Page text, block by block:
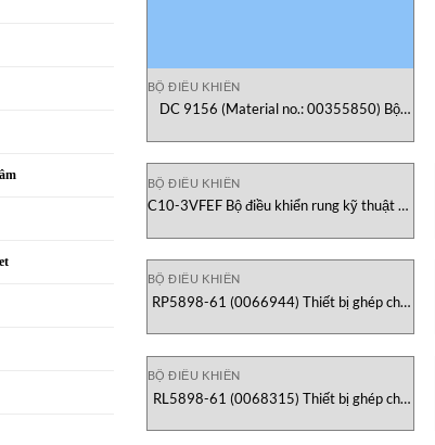
BỘ ĐIỀU KHIỂN
DC 9156 (Material no.: 00355850) Bộ
BỘ ĐIỀU KHIỂN
C10-3VFEF Bộ điều khiển rung kỹ thuật số
BỘ ĐIỀU KHIỂN
RP5898-61 (0066944) Thiết bị ghép cho
BỘ ĐIỀU KHIỂN
RL5898-61 (0068315) Thiết bị ghép cho